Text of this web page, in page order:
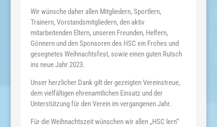
Wir wünsche daher allen Mitgliedern, Sportlern,
Trainern, Vorstandsmitgliedern, den aktiv
mitarbeitenden Eltern, unseren Freunden, Helfern,
Gönnern und den Sponsoren des HSC ein Frohes und
gesegnetes Weihnachtsfest, sowie einen guten Rutsch
ins neue Jahr 2023.
Unser herzlicher Dank gilt der gezeigten Vereinstreue,
dem vielfältigen ehrenamtlichen Einsatz und der
Unterstützung für den Verein im vergangenen Jahr.
Für die Weihnachtszeit wünschen wir allen „HSC lern“